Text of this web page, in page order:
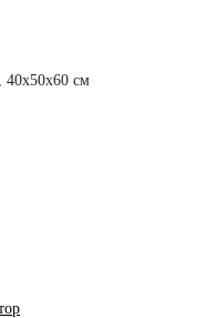
40x50x60 см